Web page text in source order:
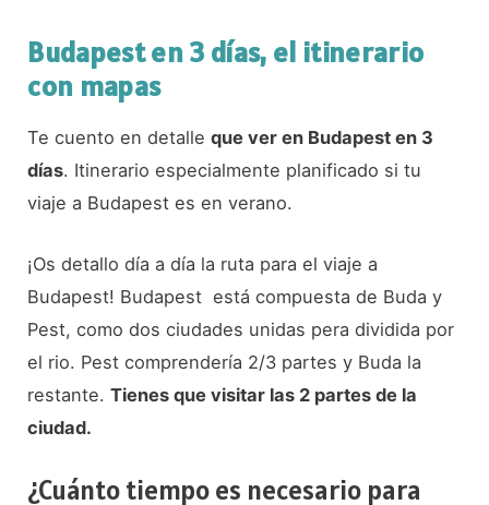
Budapest en 3 días, el itinerario
con mapas
Te cuento en detalleque ver en Budapest en 3
días. Itinerario especialmente planificado si tu
viaje a Budapest es en verano.
¡Os detallo día a día la ruta para el viaje a
Budapest! Budapest está compuesta de Buda y
Pest, como dos ciudades unidas pera dividida por
el rio. Pest comprendería 2/3 partes y Buda la
restante.Tienes que visitar las 2 partes de la
ciudad.
¿Cuánto tiempo es necesario para